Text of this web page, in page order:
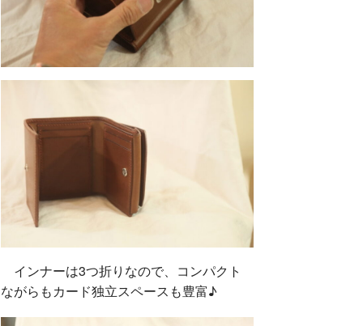
インナーは3つ折りなので、コンパクト
ながらもカード独立スペースも豊富♪